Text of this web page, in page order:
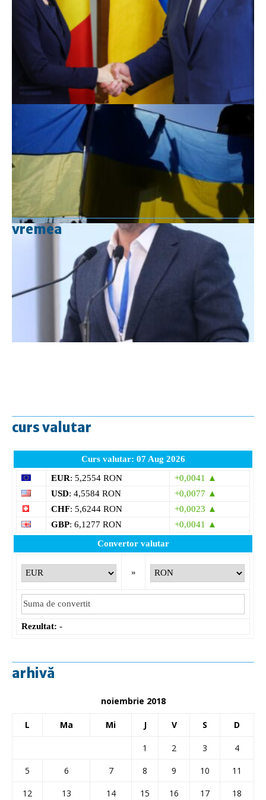
vremea
curs valutar
Curs valutar: 07 Aug 2026
EUR: 5,2554 RON
+0,0041 ▲
USD: 4,5584 RON
+0,0077 ▲
CHF: 5,6244 RON
+0,0023 ▲
GBP: 6,1277 RON
+0,0041 ▲
Convertor valutar
»
Rezultat: -
arhivă
noiembrie 2018
L Ma Mi J V S D
1 2 3
4
5
6 7 8 9 10
11
12
13 14 15 16 17
18